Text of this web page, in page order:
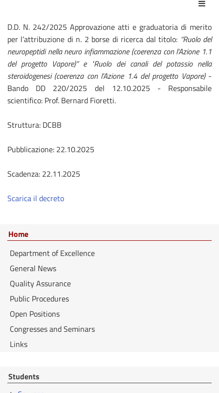
D.D. N. 242/2025 Approvazione atti e graduatoria di merito
per l’attribuzione di n. 2 borse di ricerca dal titolo: “Ruolo del
neuropeptidi nella neuro infiammazione (coerenza con l'Azione 1.1
del progetto Vapore)” e "Ruolo dei canali del potassio nella
steroidogenesi (coerenza con l'Azione 1.4 del progetto Vapore) -
Bando DD 220/2025 del 12.10.2025 - Responsabile
scientifico: Prof. Bernard Fioretti.
Struttura: DCBB
Pubblicazione: 22.10.2025
Scadenza: 22.11.2025
Scarica il decreto
Home
Department of Excellence
General News
Quality Assurance
Public Procedures
Open Positions
Congresses and Seminars
Links
Students